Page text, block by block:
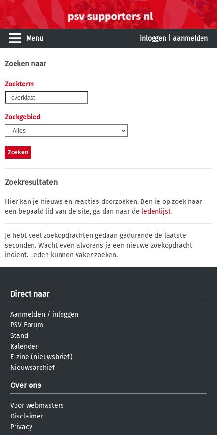
Menu inloggen aanmelden
Zoeken naar
Zoekterm
Zoekgebied
Zoekresultaten
Hier kan je nieuws en reacties doorzoeken. Ben je op zoek naar
een bepaald lid van de site, ga dan naar de ledenlijst.
Je hebt veel zoekopdrachten gedaan gedurende de laatste
seconden. Wacht even alvorens je een nieuwe zoekopdracht
indient. Leden kunnen vaker zoeken.
Direct naar
Aanmelden / inloggen
PSV Forum
Stand
Kalender
E-zine (nieuwsbrief)
Nieuwsarchief
Over ons
Voor webmasters
Disclaimer
Privacy